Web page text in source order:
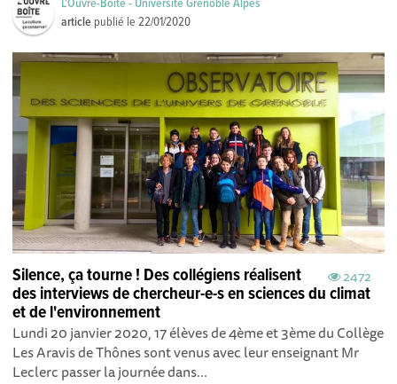
L'Ouvre-Boîte - Université Grenoble Alpes
article publié le22/01/2020
2472
Silence, ça tourne ! Des collégiens réalisent
des interviews de chercheur-e-s en sciences du climat
et de l'environnement
Lundi 20 janvier 2020, 17 élèves de 4ème et 3ème du Collège
Les Aravis de Thônes sont venus avec leur enseignant Mr
Leclerc passer la journée dans...